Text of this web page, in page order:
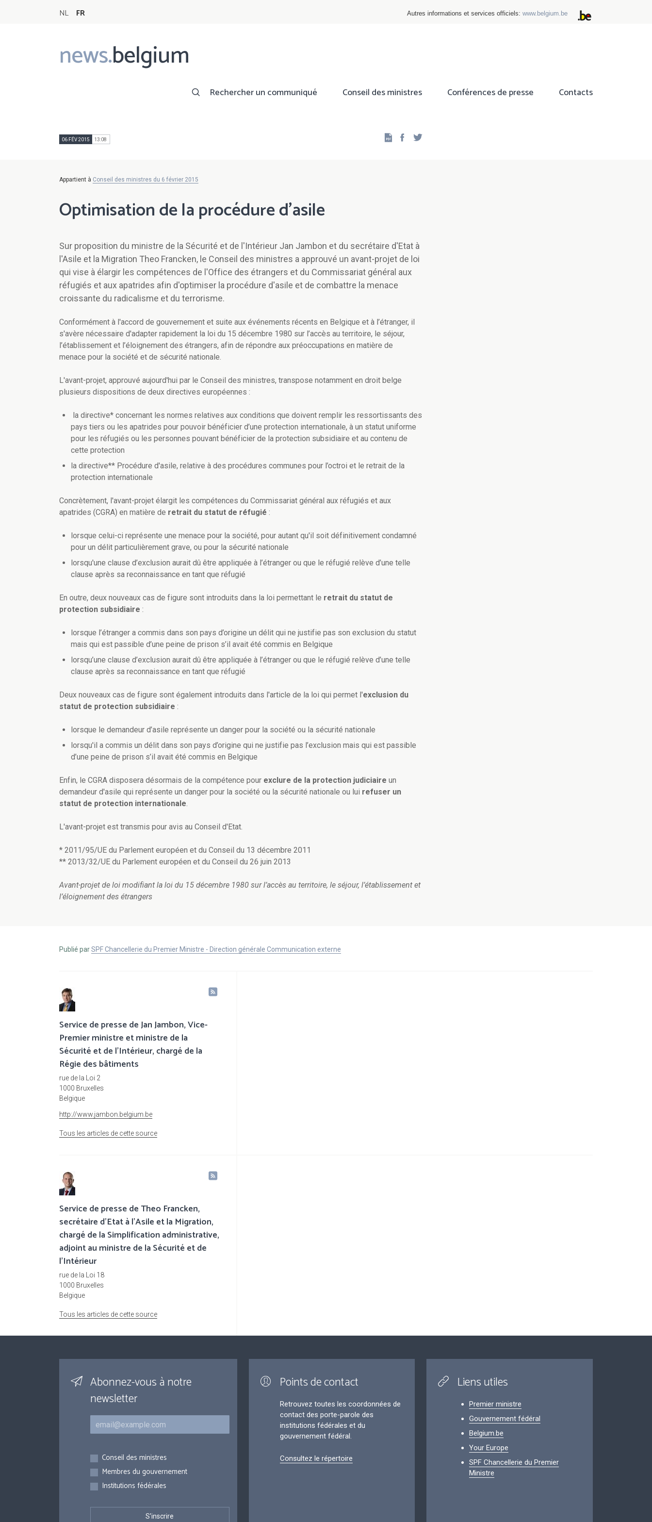
NL FR Autres informations et services officiels: www.belgium.be
news.belgium
Main
navigation
Rechercher un communiqué Conseil des ministres Conférences de presse Contacts
06 FÉV 2015 13:08 Facebook
Appartient à Conseil des ministres du 6 février 2015
Optimisation de la procédure d'asile
Sur proposition du ministre de la Sécurité et de l'Intérieur Jan Jambon et du secrétaire d'Etat à
l'Asile et la Migration Theo Francken, le Conseil des ministres a approuvé un avant-projet de loi
qui vise à élargir les compétences de l'Office des étrangers et du Commissariat général aux
réfugiés et aux apatrides afin d'optimiser la procédure d'asile et de combattre la menace
croissante du radicalisme et du terrorisme.
Conformément à l'accord de gouvernement et suite aux événements récents en Belgique et à l’étranger, il
s'avère nécessaire d'adapter rapidement la loi du 15 décembre 1980 sur l’accès au territoire, le séjour,
l’établissement et l’éloignement des étrangers, afin de répondre aux préoccupations en matière de
menace pour la société et de sécurité nationale.
L'avant-projet, approuvé aujourd'hui par le Conseil des ministres, transpose notamment en droit belge
plusieurs dispositions de deux directives européennes :
la directive* concernant les normes relatives aux conditions que doivent remplir les ressortissants des
pays tiers ou les apatrides pour pouvoir bénéficier d’une protection internationale, à un statut uniforme
pour les réfugiés ou les personnes pouvant bénéficier de la protection subsidiaire et au contenu de
cette protection
la directive** Procédure d'asile, relative à des procédures communes pour l’octroi et le retrait de la
protection internationale
Concrètement, l'avant-projet élargit les compétences du Commissariat général aux réfugiés et aux
apatrides (CGRA) en matière de retrait du statut de réfugié :
lorsque celui-ci représente une menace pour la société, pour autant qu'il soit définitivement condamné
pour un délit particulièrement grave, ou pour la sécurité nationale
lorsqu'une clause d’exclusion aurait dû être appliquée à l’étranger ou que le réfugié relève d’une telle
clause après sa reconnaissance en tant que réfugié
En outre, deux nouveaux cas de figure sont introduits dans la loi permettant le retrait du statut de
protection subsidiaire :
lorsque l’étranger a commis dans son pays d’origine un délit qui ne justifie pas son exclusion du statut
mais qui est passible d’une peine de prison s’il avait été commis en Belgique
lorsqu’une clause d’exclusion aurait dû être appliquée à l’étranger ou que le réfugié relève d’une telle
clause après sa reconnaissance en tant que réfugié
Deux nouveaux cas de figure sont également introduits dans l'article de la loi qui permet l'exclusion du
statut de protection subsidiaire :
lorsque le demandeur d’asile représente un danger pour la société ou la sécurité nationale
lorsqu'il a commis un délit dans son pays d’origine qui ne justifie pas l’exclusion mais qui est passible
d’une peine de prison s’il avait été commis en Belgique
Enfin, le CGRA disposera désormais de la compétence pour exclure de la protection judiciaire un
demandeur d'asile qui représente un danger pour la société ou la sécurité nationale ou lui refuser un
statut de protection internationale.
L'avant-projet est transmis pour avis au Conseil d'Etat.
* 2011/95/UE du Parlement européen et du Conseil du 13 décembre 2011
** 2013/32/UE du Parlement européen et du Conseil du 26 juin 2013
Avant-projet de loi modifiant la loi du 15 décembre 1980 sur l’accès au territoire, le séjour, l’établissement et
l’éloignement des étrangers
Publié parSPF Chancellerie du Premier Ministre - Direction générale Communication externe
Service de presse de Jan Jambon, Vice-
Premier ministre et ministre de la
Sécurité et de l'Intérieur, chargé de la
Régie des bâtiments
rue de la Loi 2
1000 Bruxelles
Belgique
http://www.jambon.belgium.be
Tous les articles de cette source
Service de presse de Theo Francken,
secrétaire d'Etat à l'Asile et la Migration,
chargé de la Simplification administrative,
adjoint au ministre de la Sécurité et de
l'Intérieur
rue de la Loi 18
1000 Bruxelles
Belgique
Tous les articles de cette source
Abonnez-vous à notre
newsletter
Courriel
Inscriptions
Conseil des ministres
Membres du gouvernement
Institutions fédérales
Points de contact
Retrouvez toutes les coordonnées de
contact des porte-parole des
institutions fédérales et du
gouvernement fédéral.
Consultez le répertoire
Liens utiles
Premier ministre
Gouvernement fédéral
Belgium.be
Your Europe
SPF Chancellerie du Premier
Ministre